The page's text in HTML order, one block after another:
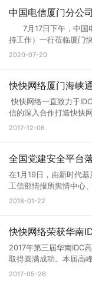
----------------------------- 微端大带宽A型： 100M带
仅售999元/月 微端大带宽B型： 200M带宽 120G防御 仅售1799元/月
适合：大带宽资源加载，下
在快快网络官网有手机
+2元 免费体验高防C型3天时间。 服务器开始售
中国电信厦门分公
7月17日下午，中国
持工作）一行莅临厦门
前公司的运营情况及发
随后，由党支部书记张
共享、精准扶贫、党建
快快网络CEO林思弘介绍公司的基本
况后，王怡平对公司当
环境、未来发展大势等
战。他强调，5G网络是
化、网络化、智能化转
强技术攻关，积极培育
用和发展。 林思弘代表公司感谢中国电信厦门分公司长期以来的大力
支持和帮助，希望双方
索，为经济高质量发展
2020-07-20
快快网络厦门海峡
快快网络一直致力于
信的深入合作打造快快
步深耕厦门市场，将云安全业务
出口带宽近2T级，配套
系统，这些强有力的基
枢纽机房是快快网络公司
房配电系统容量为
9600KVA，两组一备。
作为后备电源，总容量
设施 机房配有2套完全独立的冷冻水空调系统，单套系统的制冷容量为
6330KW，两套系统互
制在：22±3摄氏度，相对湿度：
电信强大的技术力量和
的机房接入互联网，并
2017-12-06
全国党建安全平台
在1月19日，由新时代
工信部情报所舆情中心
同建设的“全国党务政务
的增加，想要顺畅的链
快快网络商务总经理
功，“党务政务网络信息
正式启动表示祝贺，快
安全防护平台还建立面
2018-01-22
快快网络荣获华南
2017年第三届华南IDC
取得圆满成功。本届高
国各地的著名IDC服务
2017-05-26